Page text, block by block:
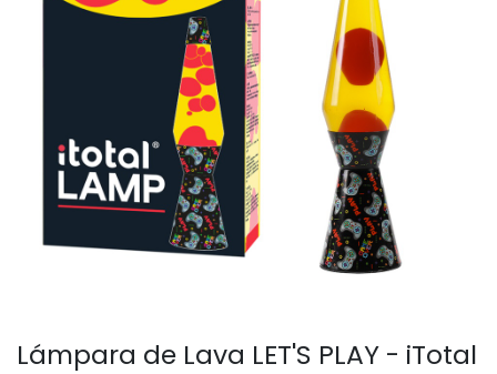
Lámpara de Lava LET'S PLAY - iTotal